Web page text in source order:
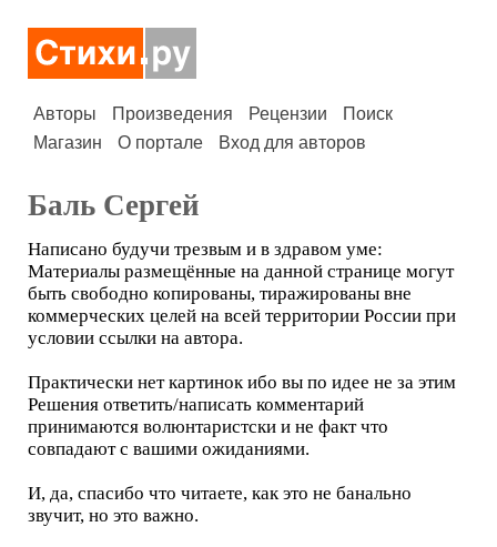
Авторы Произведения Рецензии
Поиск
Магазин
О портале Вход для авторов
Баль Сергей
Написано будучи трезвым и в здравом уме:
Материалы размещённые на данной странице могут
быть свободно копированы, тиражированы вне
коммерческих целей на всей территории России при
условии ссылки на автора.
Практически нет картинок ибо вы по идее не за этим
Решения ответить/написать комментарий
принимаются волюнтаристски и не факт что
совпадают с вашими ожиданиями.
И, да, спасибо что читаете, как это не банально
звучит, но это важно.